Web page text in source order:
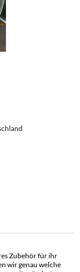
Zubehör für ihr
wir genau welche